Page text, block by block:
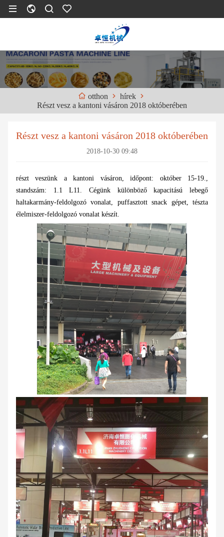
otthon
hírek
Részt vesz a kantoni vásáron 2018 októberében
Részt vesz a kantoni vásáron 2018 októberében
2018-10-30 09:48
részt veszünk a kantoni vásáron, időpont: október 15-19.,
standszám: 1.1 L11. Cégünk különböző kapacitású lebegő
haltakarmány-feldolgozó vonalat, puffasztott snack gépet, tészta
élelmiszer-feldolgozó vonalat készít.